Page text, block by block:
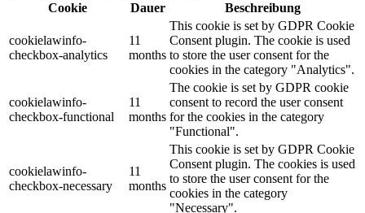
Cookie
Dauer Beschreibung
cookielawinfo-
checkbox-analytics
11
months
This cookie is set by GDPR Cookie
Consent plugin. The cookie is used
to store the user consent for the
cookies in the category "Analytics".
cookielawinfo-
checkbox-functional
11
months
The cookie is set by GDPR cookie
consent to record the user consent
for the cookies in the category
"Functional".
cookielawinfo-
checkbox-necessary
11
months
This cookie is set by GDPR Cookie
Consent plugin. The cookies is used
to store the user consent for the
cookies in the category
"Necessary".